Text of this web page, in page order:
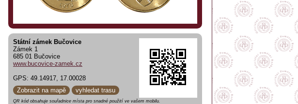
Státní zámek Bučovice
Zámek 1
685 01 Bučovice
www.bucovice-zamek.cz
GPS: 49.14917, 17.00028
Zobrazit na mapě
vyhledat trasu
QR kód obsahuje souřadnice místa pro snadné použití ve vašem mobilu.